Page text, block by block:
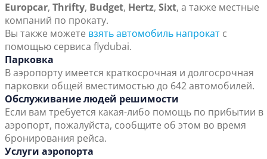
Europcar, Thrifty, Budget, Hertz, Sixt, а также местные
компаний по прокату.
Вы также можете взять автомобиль напрокат с
помощью сервиса flydubai.
Парковка
В аэропорту имеется краткосрочная и долгосрочная
парковки общей вместимостью до 642 автомобилей.
Обслуживание людей решимости
Если вам требуется какая-либо помощь по прибытии в
аэропорт, пожалуйста, сообщите об этом во время
бронирования рейса.
Услуги аэропорта